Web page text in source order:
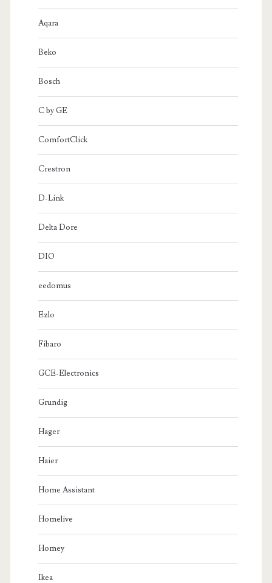
Aqara
Beko
Bosch
C by GE
ComfortClick
Crestron
D-Link
Delta Dore
DIO
eedomus
Ezlo
Fibaro
GCE-Electronics
Grundig
Hager
Haier
Home Assistant
Homelive
Homey
Ikea